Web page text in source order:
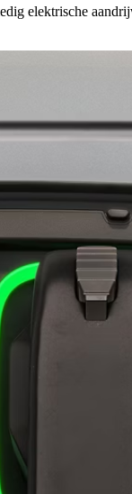
elektrische